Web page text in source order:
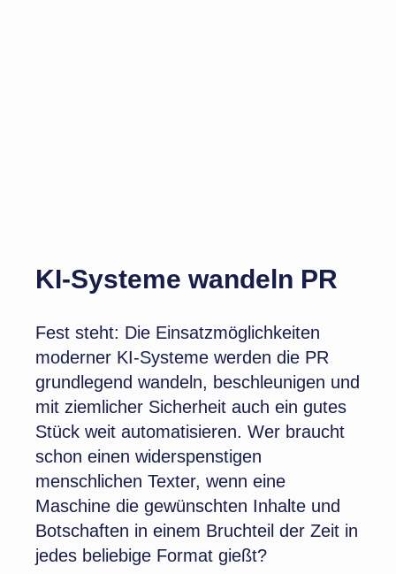
KI-Systeme wandeln PR
Fest steht: Die Einsatzmöglichkeiten
moderner KI-Systeme werden die PR
grundlegend wandeln, beschleunigen und
mit ziemlicher Sicherheit auch ein gutes
Stück weit automatisieren. Wer braucht
schon einen widerspenstigen
menschlichen Texter, wenn eine
Maschine die gewünschten Inhalte und
Botschaften in einem Bruchteil der Zeit in
jedes beliebige Format gießt?